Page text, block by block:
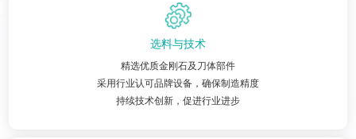
选料与技术
精选优质金刚石及刀体部件
采用行业认可品牌设备，确保制造精度
持续技术创新，促进行业进步